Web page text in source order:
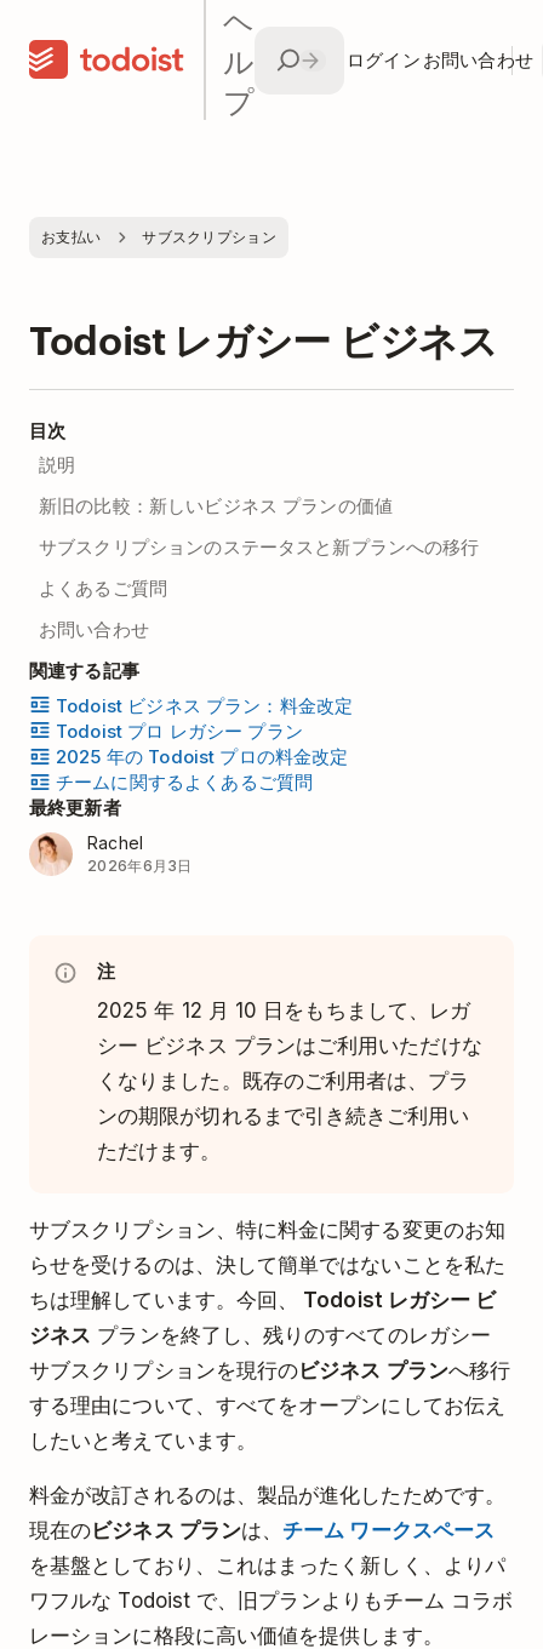
ヘ
ル
プ
ログイン お問い合わせ
お支払い サブスクリプション
Todoist レガシー ビジネス
目次
説明
新旧の比較：新しいビジネス プランの価値
サブスクリプションのステータスと新プランへの移行
よくあるご質問
お問い合わせ
関連する記事
Todoist ビジネス プラン：料金改定
Todoist プロ レガシー プラン
2025 年の Todoist プロの料金改定
チームに関するよくあるご質問
最終更新者
Rachel
2026年6月3日
注
2025 年 12 月 10 日をもちまして、レガ
シー ビジネス プランはご利用いただけな
くなりました。既存のご利用者は、プラ
ンの期限が切れるまで引き続きご利用い
ただけます。
サブスクリプション、特に料金に関する変更のお知
らせを受けるのは、決して簡単ではないことを私た
ちは理解しています。今回、
Todoist レガシー ビ
ジネス プランを終了し、残りのすべてのレガシー
サブスクリプションを現行のビジネス プランへ移行
する理由について、すべてをオープンにしてお伝え
したいと考えています。
料金が改訂されるのは、製品が進化したためです。
現在のビジネス プランは、チーム ワークスペース
を基盤としており、これはまったく新しく、よりパ
ワフルな Todoist で、旧プランよりもチーム コラボ
レーションに格段に高い価値を提供します。